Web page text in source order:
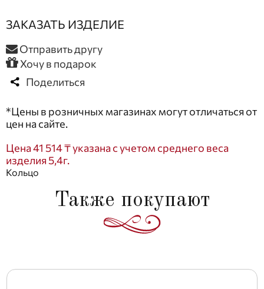
ЗАКАЗАТЬ ИЗДЕЛИЕ
Отправить другу
Хочу в подарок
Поделиться
*Цены в розничных магазинах могут отличаться от
цен на сайте.
Цена 41 514 ₸ указана с учетом среднего веса
изделия 5,4г.
Кольцо
Также покупают